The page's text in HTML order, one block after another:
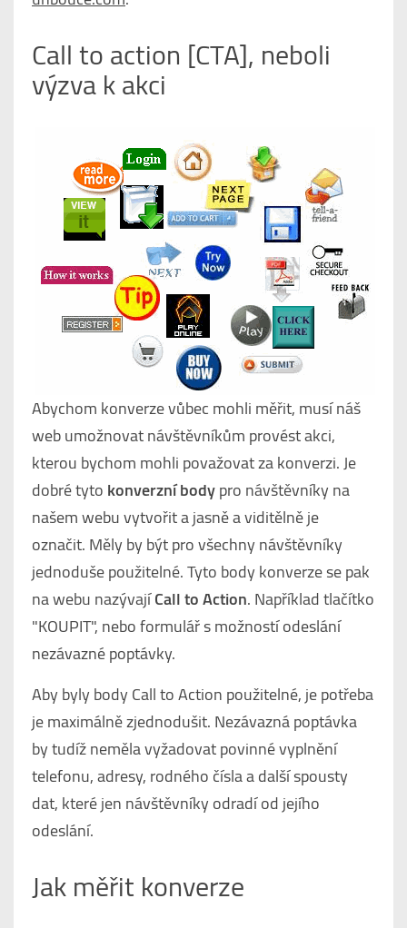
Call to action [CTA], neboli
výzva k akci
Abychom konverze vůbec mohli měřit, musí náš
web umožnovat návštěvníkům provést akci,
kterou bychom mohli považovat za konverzi. Je
dobré tyto konverzní bodypro návštěvníky na
našem webu vytvořit a jasně a viditělně je
označit. Měly by být pro všechny návštěvníky
jednoduše použitelné. Tyto body konverze se pak
na webu nazývajíCall to Action. Například tlačítko
"KOUPIT", nebo formulář s možností odeslání
nezávazné poptávky.
Aby byly body Call to Action použitelné, je potřeba
je maximálně zjednodušit. Nezávazná poptávka
by tudíž neměla vyžadovat povinné vyplnění
telefonu, adresy, rodného čísla a další spousty
dat, které jen návštěvníky odradí od jejího
odeslání.
Jak měřit konverze